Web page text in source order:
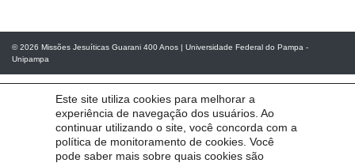
Este site utiliza cookies para melhorar a
experiência de navegação dos usuários. Ao
continuar utilizando o site, você concorda com a
política de monitoramento de cookies. Você
pode saber mais sobre quais cookies são
© 2026 Missões Jesuíticas Guarani 400 Anos | Universidade Federal do Pampa -
Unipampa